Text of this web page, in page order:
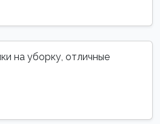
на уборку, отличные